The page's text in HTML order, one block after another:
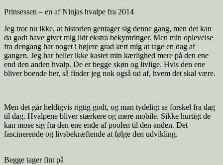
Prinsessen – en af Ninjas hvalpe fra 2014
Jeg tror nu ikke, at historien gentager sig denne gang, men det kan
da godt have givet mig lidt ekstra bekymringer. Men min oplevelse
fra dengang har noget i højere grad lært mig at tage en dag af
gangen. Jeg har heller ikke kastet min kærlighed mere på den ene
end den anden hvalp. De er begge skøn og livlige. Hvis den ene
bliver boende her, så finder jeg nok også ud af, hvem det skal være.
Men det går heldigvis rigtig godt, og man tydeligt se forskel fra dag
til dag. Hvalpene bliver stærkere og mere mobile. Sikke hurtigt de
kan mose sig fra den ene ende af poolen til den anden. Det
fascinerende og livsbekræftende at følge den udvikling.
Begge tager fint på